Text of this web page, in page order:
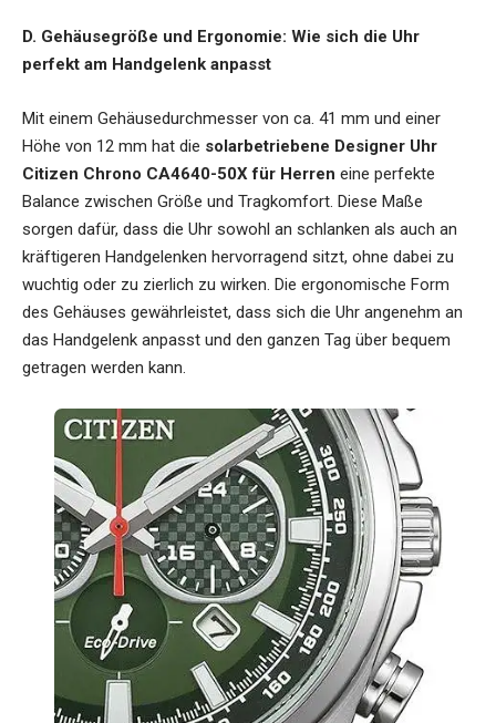
D. Gehäusegröße und Ergonomie: Wie sich die Uhr
perfekt am Handgelenk anpasst
Mit einem Gehäusedurchmesser von ca. 41 mm und einer
Höhe von 12 mm hat die solarbetriebene Designer Uhr
Citizen Chrono CA4640-50X für Herren eine perfekte
Balance zwischen Größe und Tragkomfort. Diese Maße
sorgen dafür, dass die Uhr sowohl an schlanken als auch an
kräftigeren Handgelenken hervorragend sitzt, ohne dabei zu
wuchtig oder zu zierlich zu wirken. Die ergonomische Form
des Gehäuses gewährleistet, dass sich die Uhr angenehm an
das Handgelenk anpasst und den ganzen Tag über bequem
getragen werden kann.